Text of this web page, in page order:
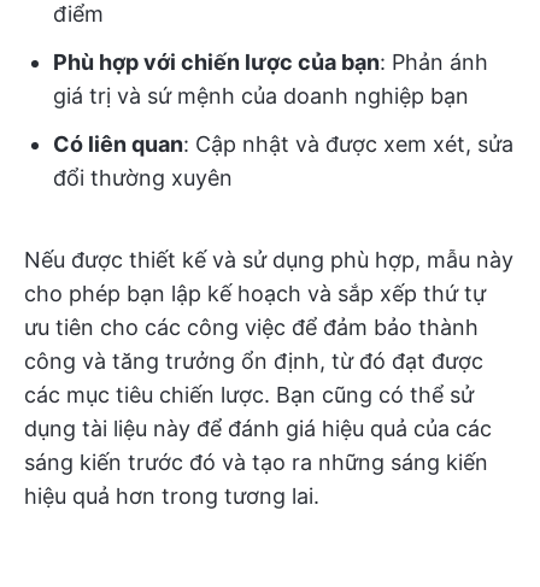
điểm
Phù hợp với chiến lược của bạn: Phản ánh
giá trị và sứ mệnh của doanh nghiệp bạn
Có liên quan: Cập nhật và được xem xét, sửa
đổi thường xuyên
Nếu được thiết kế và sử dụng phù hợp, mẫu này
cho phép bạn lập kế hoạch và sắp xếp thứ tự
ưu tiên cho các công việc để đảm bảo thành
công và tăng trưởng ổn định, từ đó đạt được
các mục tiêu chiến lược. Bạn cũng có thể sử
dụng tài liệu này để đánh giá hiệu quả của các
sáng kiến trước đó và tạo ra những sáng kiến
hiệu quả hơn trong tương lai.